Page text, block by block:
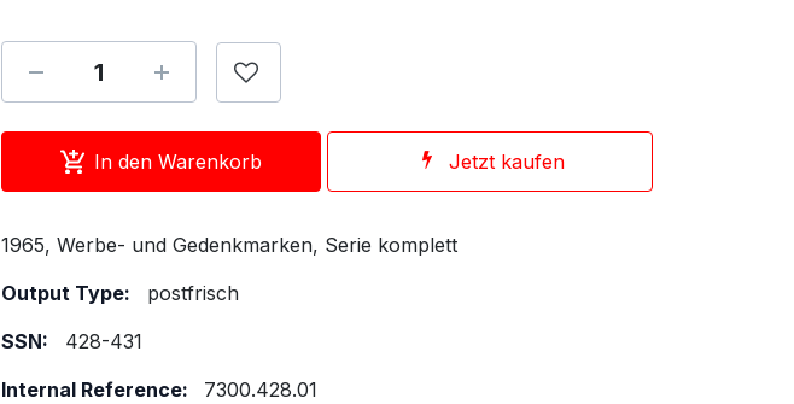
In den Warenkorb Jetzt kaufen
1965, Werbe- und Gedenkmarken, Serie komplett
Output Type:
postfrisch
SSN:
428-431
Internal Reference:
7300.428.01